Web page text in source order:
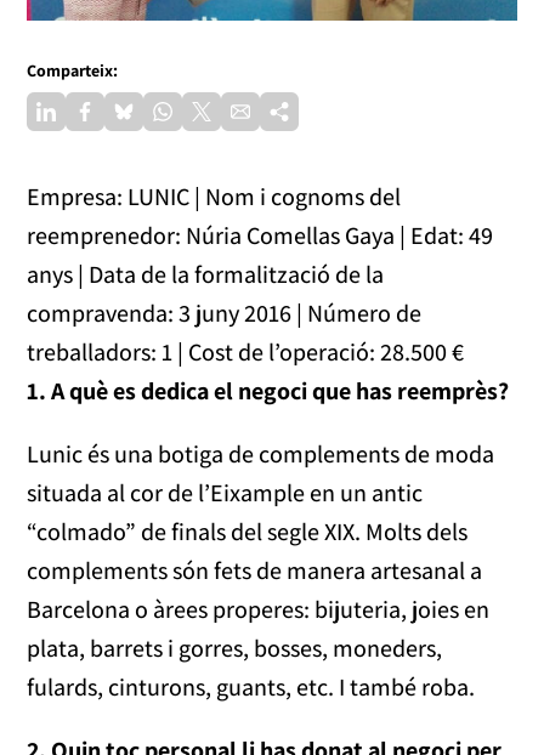
Comparteix:
Empresa: LUNIC | Nom i cognoms del
reemprenedor: Núria Comellas Gaya | Edat: 49
anys | Data de la formalització de la
compravenda: 3 juny 2016 | Número de
treballadors: 1 | Cost de l’operació: 28.500 €
1. A què es dedica el negoci que has reemprès?
Lunic és una botiga de complements de moda
situada al cor de l’Eixample en un antic
“colmado” de finals del segle XIX. Molts dels
complements són fets de manera artesanal a
Barcelona o àrees properes: bijuteria, joies en
plata, barrets i gorres, bosses, moneders,
fulards, cinturons, guants, etc. I també roba.